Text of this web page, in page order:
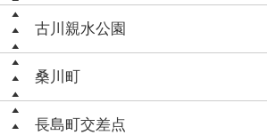
古川親水公園
桑川町
長島町交差点